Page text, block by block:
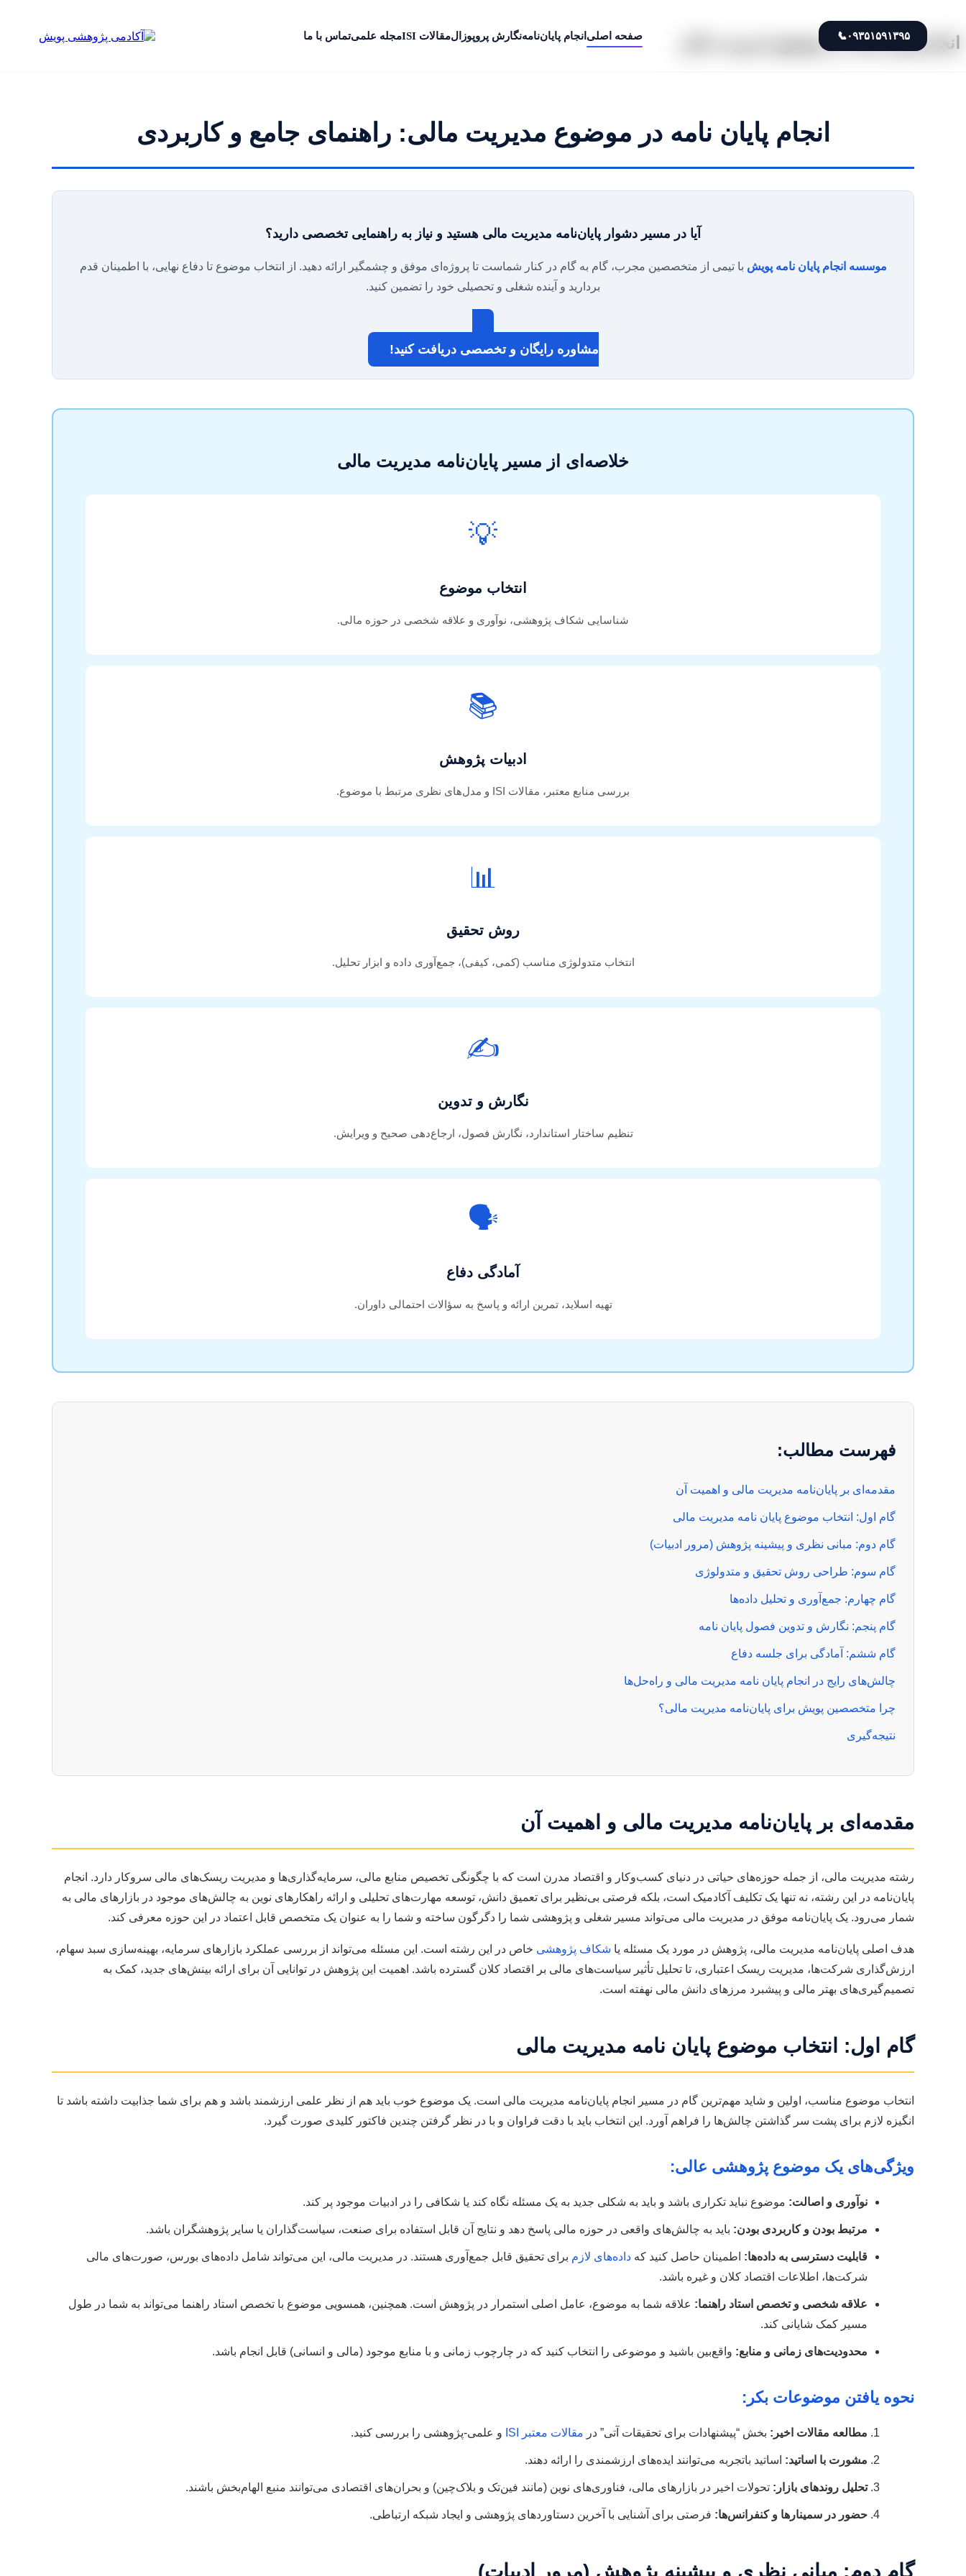
۰۹۳۵۱۵۹۱۳۹۵📞 صفحه اصلی انجام پایان‌نامهنگارش پروپوزالمقالات ISI مجله علمیتماس با ما انجام پایان نامه در موضوع مدیریت مالی
انجام پایان نامه در موضوع مدیریت مالی: راهنمای جامع و کاربردی
آیا در مسیر دشوار پایان‌نامه مدیریت مالی هستید و نیاز به راهنمایی تخصصی دارید؟
موسسه انجام پایان نامه پویش با تیمی از متخصصین مجرب، گام به گام در کنار شماست تا پروژه‌ای موفق و چشمگیر ارائه دهید. از انتخاب موضوع تا دفاع نهایی، با اطمینان قدم
بردارید و آینده شغلی و تحصیلی خود را تضمین کنید.
مشاوره رایگان و تخصصی دریافت کنید!
خلاصه‌ای از مسیر پایان‌نامه مدیریت مالی
💡
انتخاب موضوع
شناسایی شکاف پژوهشی، نوآوری و علاقه شخصی در حوزه مالی.
📚
ادبیات پژوهش
بررسی منابع معتبر، مقالات ISI و مدل‌های نظری مرتبط با موضوع.
📊
روش تحقیق
انتخاب متدولوژی مناسب (کمی، کیفی)، جمع‌آوری داده و ابزار تحلیل.
✍️
نگارش و تدوین
تنظیم ساختار استاندارد، نگارش فصول، ارجاع‌دهی صحیح و ویرایش.
🗣️
آمادگی دفاع
تهیه اسلاید، تمرین ارائه و پاسخ به سؤالات احتمالی داوران.
فهرست مطالب:
مقدمه‌ای بر پایان‌نامه مدیریت مالی و اهمیت آن
گام اول: انتخاب موضوع پایان نامه مدیریت مالی
گام دوم: مبانی نظری و پیشینه پژوهش (مرور ادبیات)
گام سوم: طراحی روش تحقیق و متدولوژی
گام چهارم: جمع‌آوری و تحلیل داده‌ها
گام پنجم: نگارش و تدوین فصول پایان نامه
گام ششم: آمادگی برای جلسه دفاع
چالش‌های رایج در انجام پایان نامه مدیریت مالی و راه‌حل‌ها
چرا متخصصین پویش برای پایان‌نامه مدیریت مالی؟
نتیجه‌گیری
مقدمه‌ای بر پایان‌نامه مدیریت مالی و اهمیت آن
رشته مدیریت مالی، از جمله حوزه‌های حیاتی در دنیای کسب‌وکار و اقتصاد مدرن است که با چگونگی تخصیص منابع مالی، سرمایه‌گذاری‌ها و مدیریت ریسک‌های مالی سروکار دارد. انجام
پایان‌نامه در این رشته، نه تنها یک تکلیف آکادمیک است، بلکه فرصتی بی‌نظیر برای تعمیق دانش، توسعه مهارت‌های تحلیلی و ارائه راهکارهای نوین به چالش‌های موجود در بازارهای مالی به
شمار می‌رود. یک پایان‌نامه موفق در مدیریت مالی می‌تواند مسیر شغلی و پژوهشی شما را دگرگون ساخته و شما را به عنوان یک متخصص قابل اعتماد در این حوزه معرفی کند.
هدف اصلی پایان‌نامه مدیریت مالی، پژوهش در مورد یک مسئله یا شکاف پژوهشی خاص در این رشته است. این مسئله می‌تواند از بررسی عملکرد بازارهای سرمایه، بهینه‌سازی سبد سهام،
ارزش‌گذاری شرکت‌ها، مدیریت ریسک اعتباری، تا تحلیل تأثیر سیاست‌های مالی بر اقتصاد کلان گسترده باشد. اهمیت این پژوهش در توانایی آن برای ارائه بینش‌های جدید، کمک به
تصمیم‌گیری‌های بهتر مالی و پیشبرد مرزهای دانش مالی نهفته است.
گام اول: انتخاب موضوع پایان نامه مدیریت مالی
انتخاب موضوع مناسب، اولین و شاید مهم‌ترین گام در مسیر انجام پایان‌نامه مدیریت مالی است. یک موضوع خوب باید هم از نظر علمی ارزشمند باشد و هم برای شما جذابیت داشته باشد تا
انگیزه لازم برای پشت سر گذاشتن چالش‌ها را فراهم آورد. این انتخاب باید با دقت فراوان و با در نظر گرفتن چندین فاکتور کلیدی صورت گیرد.
ویژگی‌های یک موضوع پژوهشی عالی:
نوآوری و اصالت: موضوع نباید تکراری باشد و باید به شکلی جدید به یک مسئله نگاه کند یا شکافی را در ادبیات موجود پر کند.
مرتبط بودن و کاربردی بودن: باید به چالش‌های واقعی در حوزه مالی پاسخ دهد و نتایج آن قابل استفاده برای صنعت، سیاست‌گذاران یا سایر پژوهشگران باشد.
قابلیت دسترسی به داده‌ها: اطمینان حاصل کنید که داده‌های لازم برای تحقیق قابل جمع‌آوری هستند. در مدیریت مالی، این می‌تواند شامل داده‌های بورس، صورت‌های مالی
شرکت‌ها، اطلاعات اقتصاد کلان و غیره باشد.
علاقه شخصی و تخصص استاد راهنما: علاقه شما به موضوع، عامل اصلی استمرار در پژوهش است. همچنین، همسویی موضوع با تخصص استاد راهنما می‌تواند به شما در طول
مسیر کمک شایانی کند.
محدودیت‌های زمانی و منابع: واقع‌بین باشید و موضوعی را انتخاب کنید که در چارچوب زمانی و با منابع موجود (مالی و انسانی) قابل انجام باشد.
نحوه یافتن موضوعات بکر:
مطالعه مقالات اخیر: بخش “پیشنهادات برای تحقیقات آتی” در مقالات معتبر ISI و علمی-پژوهشی را بررسی کنید.
مشورت با اساتید: اساتید باتجربه می‌توانند ایده‌های ارزشمندی را ارائه دهند.
تحلیل روندهای بازار: تحولات اخیر در بازارهای مالی، فناوری‌های نوین (مانند فین‌تک و بلاک‌چین) و بحران‌های اقتصادی می‌توانند منبع الهام‌بخش باشند.
حضور در سمینارها و کنفرانس‌ها: فرصتی برای آشنایی با آخرین دستاوردهای پژوهشی و ایجاد شبکه ارتباطی.
گام دوم: مبانی نظری و پیشینه پژوهش (مرور ادبیات)